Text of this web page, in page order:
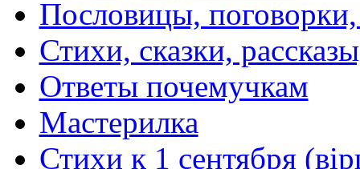
Пословицы,
Стихи, сказки,
Ответы почемучкам
Мастерилка
Стихи к 1 сентября